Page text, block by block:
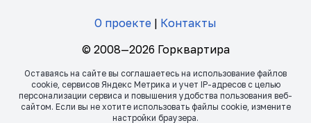
О проекте | Контакты
© 2008—2026 Горквартира
Оставаясь на сайте вы соглашаетесь на использование файлов
сookie, сервисов Яндекс Метрика и учет IP-адресов с целью
персонализации сервиса и повышения удобства пользования веб-
сайтом. Если вы не хотите использовать файлы сookie, измените
настройки браузера.